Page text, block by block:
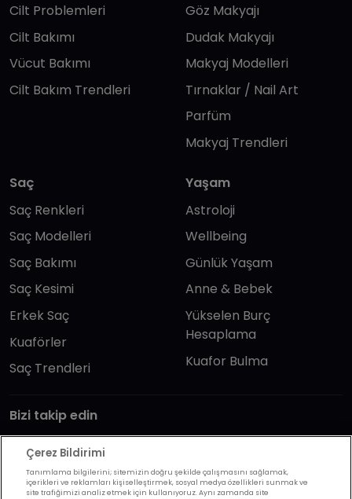
Cilt Problemleri
Cilt Bakımı
Vücut Bakımı
Cilt Bakım Trendleri
Göz Makyajı
Dudak Makyajı
Makyaj Modelleri
Tırnaklar / Nail Art
Parfüm
Makyaj Trendleri
Saç
Saç Renkleri
Saç Modelleri
Saç Bakımı
Saç Kesimi
Erkek Saç
Kuaförler
Saç Trendleri
Yaşam
Astroloji
Wellbeing
Günlük Yaşam
Anne & Bebek
Yükselen Burç
Hesaplama
Kuafor Bulma
Bizi takip edin
Çerez Bildirimi
Tanımlama bilgilerini; sitemizin doğru şekilde çalışmasını sağlamak,
içerikleri ve reklamları kişiselleştirmek, sosyal medya özellikleri sunmak ve
site trafiğimizi analiz etmek için kullanıyoruz. Aynı zamanda site